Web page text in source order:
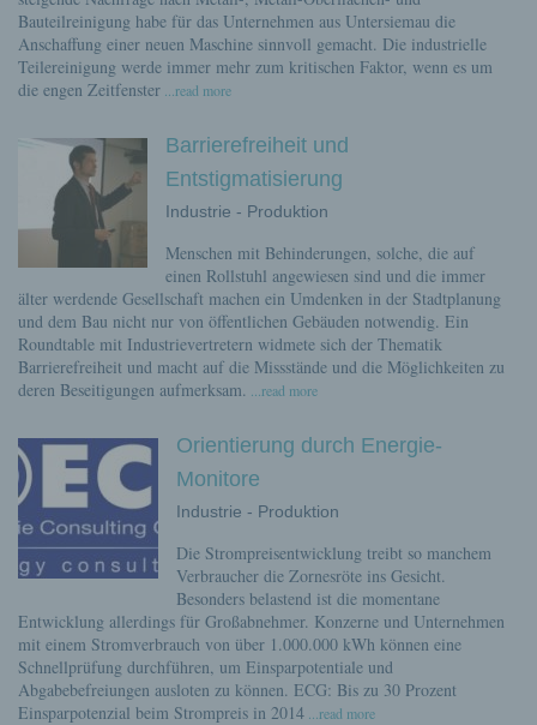
Bauteilreinigung habe für das Unternehmen aus Untersiemau die
Anschaffung einer neuen Maschine sinnvoll gemacht. Die industrielle
Teilereinigung werde immer mehr zum kritischen Faktor, wenn es um
die engen Zeitfenster ...read more
Barrierefreiheit und
Entstigmatisierung
Industrie - Produktion
Menschen mit Behinderungen, solche, die auf
einen Rollstuhl angewiesen sind und die immer
älter werdende Gesellschaft machen ein Umdenken in der Stadtplanung
und dem Bau nicht nur von öffentlichen Gebäuden notwendig. Ein
Roundtable mit Industrievertretern widmete sich der Thematik
Barrierefreiheit und macht auf die Missstände und die Möglichkeiten zu
deren Beseitigungen aufmerksam. ...read more
Orientierung durch Energie-
Monitore
Industrie - Produktion
Die Strompreisentwicklung treibt so manchem
Verbraucher die Zornesröte ins Gesicht.
Besonders belastend ist die momentane
Entwicklung allerdings für Großabnehmer. Konzerne und Unternehmen
mit einem Stromverbrauch von über 1.000.000 kWh können eine
Schnellprüfung durchführen, um Einsparpotentiale und
Abgabebefreiungen ausloten zu können. ECG: Bis zu 30 Prozent
Einsparpotenzial beim Strompreis in 2014 ...read more